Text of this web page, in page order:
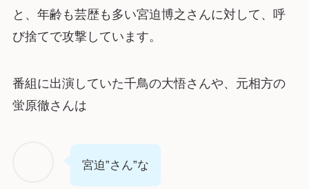
と、年齢も芸歴も多い宮迫博之さんに対して、呼
び捨てで攻撃しています。
番組に出演していた千鳥の大悟さんや、元相方の
蛍原徹さんは
宮迫”さん”な